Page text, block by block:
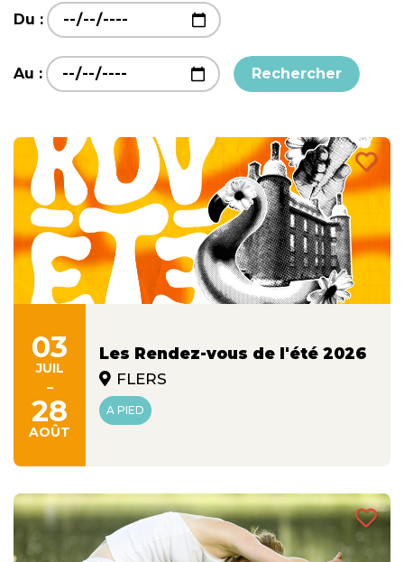
Du :
Au : Rechercher
03
JUIL
-
28
AOÛT
Les Rendez-vous de l'été 2026
FLERS
A PIED